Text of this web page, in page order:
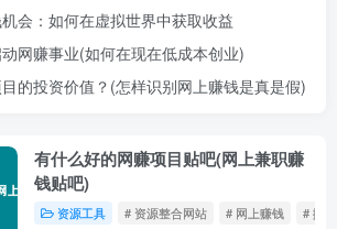
会：如何在虚拟世界中获取收益
网赚事业(如何在现在低成本创业)
的投资价值？(怎样识别网上赚钱是真是假)
有什么好的网赚项目贴吧(网上兼职赚
钱贴吧)
资源工具 # 资源整合网站 # 网上赚钱 # 搬